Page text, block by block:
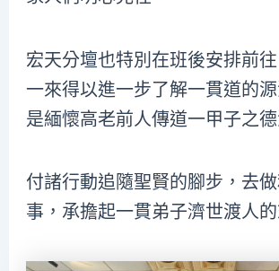
宏天分壇也特別在班後安排前往
一來得以進一步了解一貫道的
是緬懷高老前人傳道一甲子之德
付諸行動追隨聖賢的腳步，去
事，承擔起一貫弟子濟世渡人的